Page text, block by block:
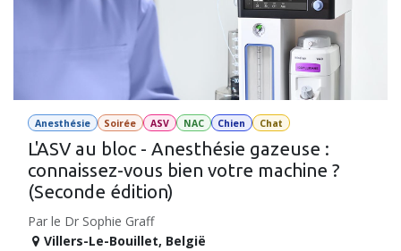
Anesthésie Soirée ASV NAC Chien Chat
L'ASV au bloc - Anesthésie gazeuse :
connaissez-vous bien votre machine ?
(Seconde édition)
Par le Dr Sophie Graff
Villers-Le-Bouillet, België